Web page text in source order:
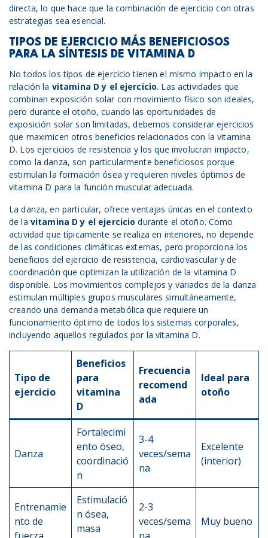
directa, lo que hace que la combinación de ejercicio con otras
estrategias sea esencial.
TIPOS DE EJERCICIO MÁS BENEFICIOSOS
PARA LA SÍNTESIS DE VITAMINA D
No todos los tipos de ejercicio tienen el mismo impacto en la
relación la vitamina D y elejercicio. Las actividades que
combinan exposición solar con movimiento físico son ideales,
pero durante el otoño, cuando las oportunidades de
exposición solar son limitadas, debemos considerar ejercicios
que maximicen otros beneficios relacionados con la vitamina
D. Los ejercicios de resistencia y los que involucran impacto,
como la danza, son particularmente beneficiosos porque
estimulan la formación ósea y requieren niveles óptimos de
vitamina D para la función muscular adecuada.
La danza, en particular, ofrece ventajas únicas en el contexto
de la vitamina D y elejercicio durante el otoño. Como
actividad que típicamente se realiza en interiores, no depende
de las condiciones climáticas externas, pero proporciona los
beneficios del ejercicio de resistencia, cardiovascular y de
coordinación que optimizan la utilización de la vitamina D
disponible. Los movimientos complejos y variados de la danza
estimulan múltiples grupos musculares simultáneamente,
creando una demanda metabólica que requiere un
funcionamiento óptimo de todos los sistemas corporales,
incluyendo aquellos regulados por la vitamina D.
Tipo de
ejercicio
Beneficios
para
vitamina
D
Frecuencia
recomend
ada
Ideal para
otoño
Danza
Fortalecimi
ento óseo,
coordinació
n
3-4
veces/sema
na
Excelente
(interior)
Entrenamie
nto de
Estimulació
n ósea,
masa
2-3
veces/sema
Muy bueno